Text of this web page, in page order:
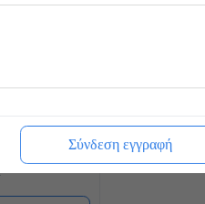
Σύνδεση εγγραφή